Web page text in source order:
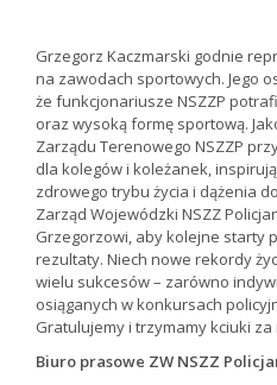
Grzegorz Kaczmarski godnie
na zawodach sportowych. Jego
że funkcjonariusze NSZZP
oraz wysoką formę sportową.
Zarządu Terenowego NSZZP
dla kolegów i koleżanek,
zdrowego trybu życia i dążenia
Zarząd Wojewódzki NSZZ
Grzegorzowi, aby kolejne starty
rezultaty. Niech nowe rekordy
wielu sukcesów – zarówno
osiąganych w konkursach
Gratulujemy i trzymamy kciuki
Biuro prasowe ZW NSZZ